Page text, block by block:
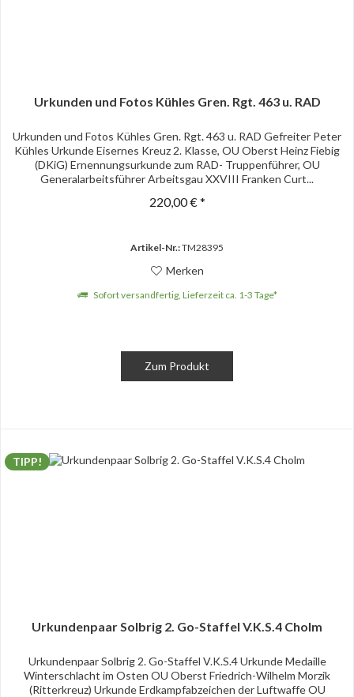
Urkunden und Fotos Kühles Gren. Rgt. 463 u. RAD
Urkunden und Fotos Kühles Gren. Rgt. 463 u. RAD Gefreiter Peter
Kühles Urkunde Eisernes Kreuz 2. Klasse, OU Oberst Heinz Fiebig
(DKiG) Ernennungsurkunde zum RAD- Truppenführer, OU
Generalarbeitsführer Arbeitsgau XXVIII Franken Curt...
220,00 € *
Artikel-Nr.:TM28395
Merken
Sofort versandfertig, Lieferzeit ca. 1-3 Tage*
Zum Produkt
TIPP!
Urkundenpaar Solbrig 2. Go-Staffel V.K.S.4 Cholm
Urkundenpaar Solbrig 2. Go-Staffel V.K.S.4 Urkunde Medaille
Winterschlacht im Osten OU Oberst Friedrich-Wilhelm Morzik
(Ritterkreuz) Urkunde Erdkampfabzeichen der Luftwaffe OU